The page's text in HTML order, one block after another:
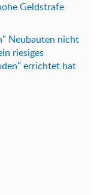
Geldstrafe
Neubauten nicht
riesiges
errichtet hat